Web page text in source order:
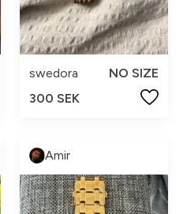
swedora
NO SIZE
300 SEK
Amir